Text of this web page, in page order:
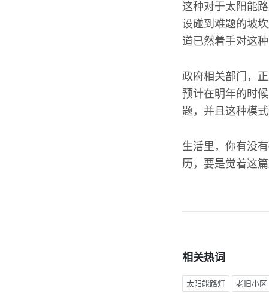
这种对于太阳能
设碰到难题的坡
道已然着手对这
政府相关部门，
预计在明年的时
题，并且这种模
生活里，你有没
历，要是觉着这
相关热词
太阳能路灯 老旧小区